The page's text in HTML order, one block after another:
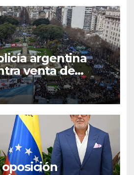
argentina
venta de